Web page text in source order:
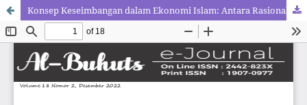
Konsep Keseimbangan dalam Ekonomi Islam: Antara Rasionalitas dan Spiritualitas